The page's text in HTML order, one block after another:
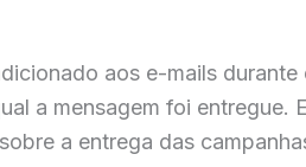
aos e-mails
a mensagem foi entregue.
a entrega das